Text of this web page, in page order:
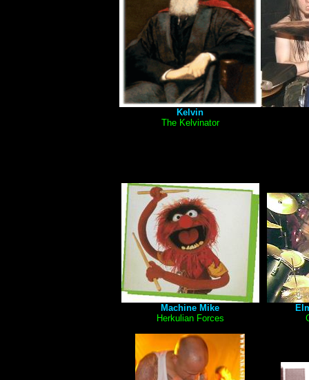
Kelvin
TheKelvinator
Machine Mike
Herkulian Forces